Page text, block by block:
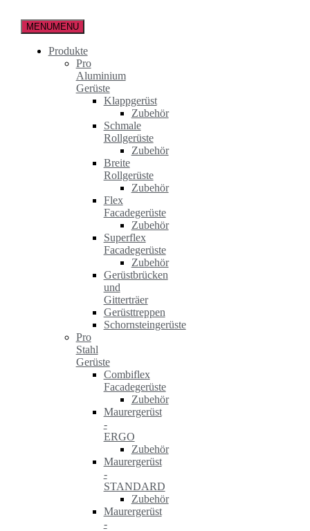
Inhalt
springen
MENUMENU
Produkte
Pro
Aluminium
Gerüste
Klappgerüst
Zubehör
Schmale
Rollgerüste
Zubehör
Breite
Rollgerüste
Zubehör
Flex
Facadegerüste
Zubehör
Superflex
Facadegerüste
Zubehör
Gerüstbrücken
und
Gitterträer
Gerüsttreppen
Schornsteingerüste
Pro
Stahl
Gerüste
Combiflex
Facadegerüste
Zubehör
Maurergerüst
-
ERGO
Zubehör
Maurergerüst
-
STANDARD
Zubehör
Maurergerüst
-